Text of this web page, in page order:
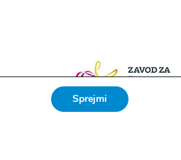
Sprejmi